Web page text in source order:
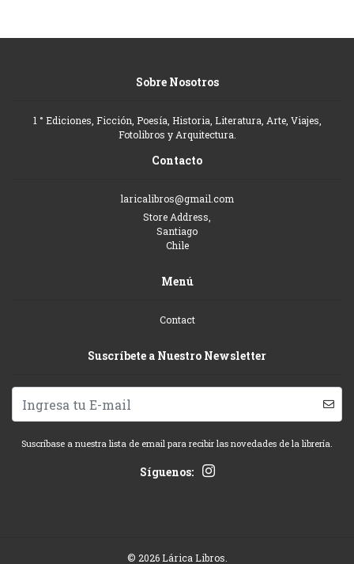
Sobre Nosotros
1 ° Ediciones, Ficción, Poesía, Historia, Literatura, Arte, Viajes,
Fotolibros y Arquitectura.
Contacto
laricalibros@gmail.com
Store Address,
Santiago
Chile
Menú
Contact
Suscríbete a Nuestro Newsletter
Suscríbase a nuestra lista de email para recibir las novedades de la librería.
Síguenos:
© 2026 Lárica Libros.